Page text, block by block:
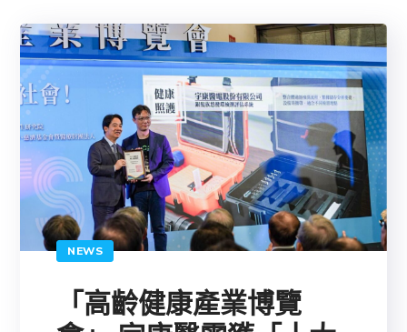
NEWS
「高齡健康產業博覽